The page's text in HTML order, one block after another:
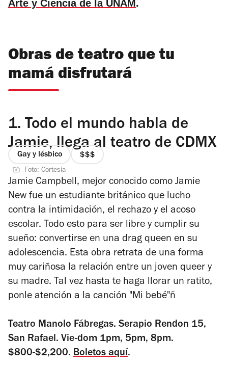
Arte y Ciencia de la UNAM .
Obras de teatro que tu
mamá disfrutará
1. Todo el mundo habla de
Jamie, llega al teatro de CDMX
Gay y lésbico
precio
de
4
Foto: Cortesía
Jamie Campbell, mejor conocido como Jamie
New fue un estudiante británico que lucho
contra la intimidación, el rechazo y el acoso
escolar. Todo esto para ser libre y cumplir su
sueño: convertirse en una drag queen en su
adolescencia. Esta obra retrata de una forma
muy cariñosa la relación entre un joven queer y
su madre. Tal vez hasta te haga llorar un ratito,
ponle atención a la canción "Mi bebé"ñ
Teatro Manolo Fábregas. Serapio Rendon 15,
San Rafael. Vie-dom 1pm, 5pm, 8pm.
$800-$2,200. Boletos aquí.